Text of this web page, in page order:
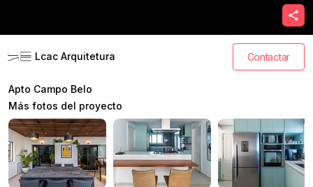
Lcac Arquitetura Contactar
Apto Campo Belo
Más fotos del proyecto